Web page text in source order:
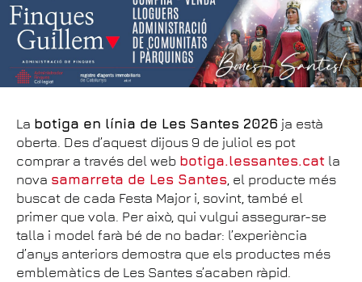
La botiga en línia de Les Santes 2026 ja està
oberta. Des d’aquest dijous 9 de juliol es pot
comprar a través del web botiga.lessantes.cat la
nova samarreta de Les Santes, el producte més
buscat de cada Festa Major i, sovint, també el
primer que vola. Per això, qui vulgui assegurar-se
talla i model farà bé de no badar: l’experiència
d’anys anteriors demostra que els productes més
emblemàtics de Les Santes s’acaben ràpid.